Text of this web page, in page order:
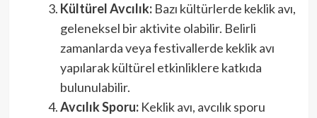
Kültürel Avcılık:Bazı kültürlerde keklik avı,
geleneksel bir aktivite olabilir. Belirli
zamanlarda veya festivallerde keklik avı
yapılarak kültürel etkinliklere katkıda
bulunulabilir.
Avcılık Sporu:Keklik avı, avcılık sporu